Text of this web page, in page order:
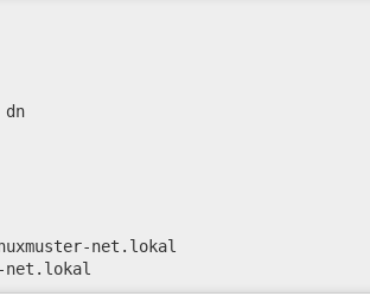
dn
net.lokal
net.lokal